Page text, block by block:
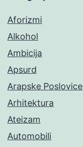
Aforizmi
Alkohol
Ambicija
Apsurd
Arapske Poslovice
Arhitektura
Ateizam
Automobili